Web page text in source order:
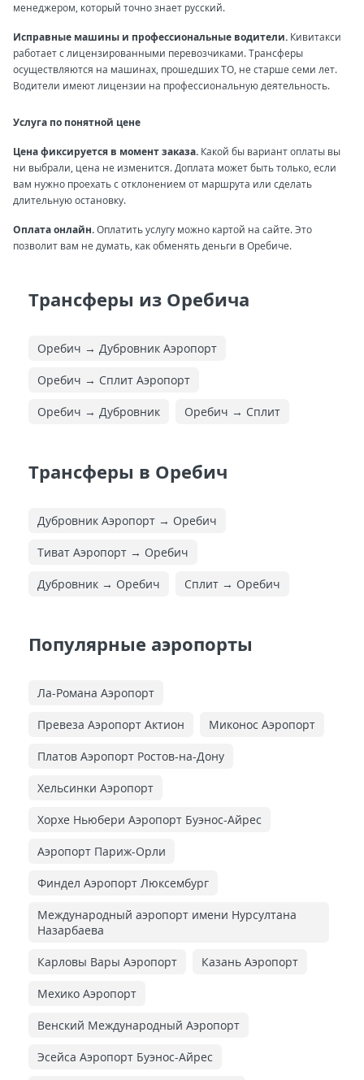
менеджером, который точно знает русский.
Исправные машины и профессиональные водители. Кивитакси
работает с лицензированными перевозчиками. Трансферы
осуществляются на машинах, прошедших ТО, не старше семи лет.
Водители имеют лицензии на профессиональную деятельность.
Услуга по понятной цене
Цена фиксируется в момент заказа. Какой бы вариант оплаты вы
ни выбрали, цена не изменится. Доплата может быть только, если
вам нужно проехать с отклонением от маршрута или сделать
длительную остановку.
Оплата онлайн.Оплатить услугу можно картой на сайте. Это
позволит вам не думать, как обменять деньги в Оребиче.
Трансферы из Оребича
Оребич → Дубровник Аэропорт
Оребич → Сплит Аэропорт
Оребич → Дубровник Оребич → Сплит
Трансферы в Оребич
Дубровник Аэропорт → Оребич
Тиват Аэропорт → Оребич
Дубровник → Оребич Сплит → Оребич
Популярные аэропорты
Ла-Романа Аэропорт
Превеза Аэропорт Актион Миконос Аэропорт
Платов Аэропорт Ростов-на-Дону
Хельсинки Аэропорт
Хорхе Ньюбери Аэропорт Буэнос-Айрес
Аэропорт Париж-Орли
Финдел Аэропорт Люксембург
Международный аэропорт имени Нурсултана
Назарбаева
Карловы Вары Аэропорт Казань Аэропорт
Мехико Аэропорт
Венский Международный Аэропорт
Эсейса Аэропорт Буэнос-Айрес